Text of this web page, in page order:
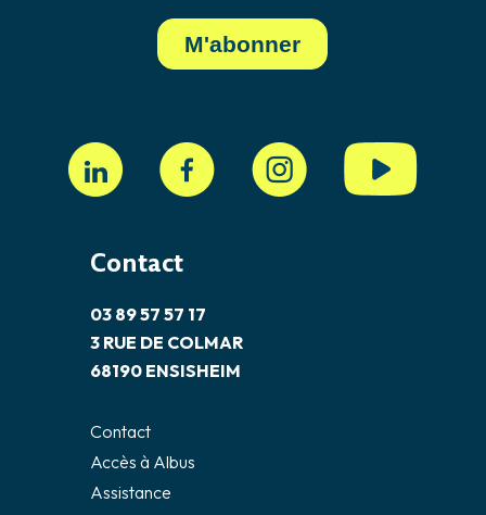
Contact
03 89 57 57 17
3 RUE DE COLMAR
68190 ENSISHEIM
Contact
Accès à Albus
Assistance